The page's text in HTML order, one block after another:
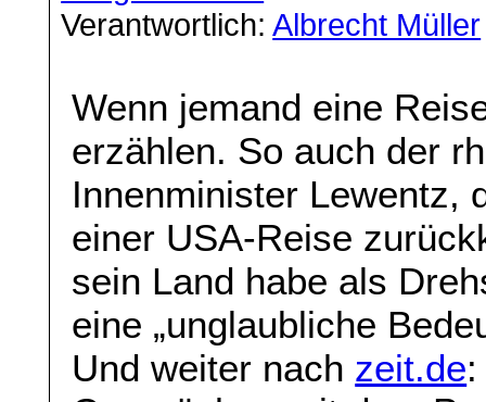
Verantwortlich:Albrecht Müller
Wenn jemand eine
erzählen. So auch der
Innenminister Lewentz,
einer USA-Reise
sein Land habe als
eine „unglaubliche
Und weiter nach zeit.de